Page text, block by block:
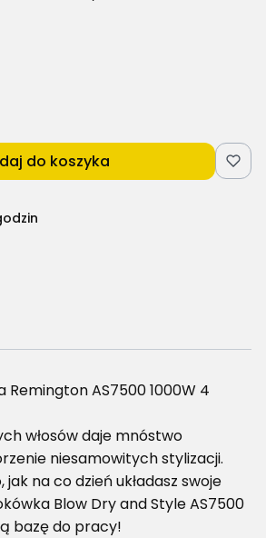
do koszyka
Remington AS7500 1000W 4
włosów daje mnóstwo
niesamowitych stylizacji.
jak na co dzień układasz swoje
Blow Dry and Style AS7500
bazę do pracy!